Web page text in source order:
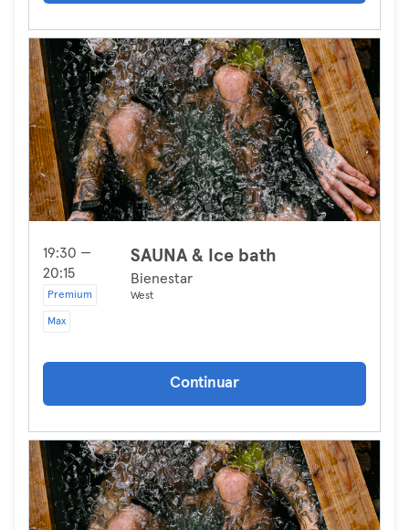
19:30 —
20:15
Premium
Max
SAUNA & Ice bath
Bienestar
West
Continuar